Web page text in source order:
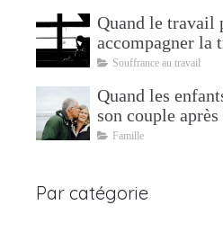
Quand le travail
accompagner la
l'après
Souffrance au travail
Quand les
son couple après
parentalité
Famille
Par catégorie